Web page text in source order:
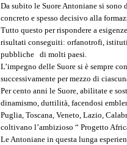
Da subito le Suore Antoniane si
concreto e spesso decisivo alla
Tutto questo per rispondere a
risultati conseguiti: orfanotrofi, istituti
pubbliche di molti paesi.
L’impegno delle Suore si è sempre
successivamente per mezzo di
Per cento anni le Suore, abilitate e
dinamismo, duttilità, facendosi
Puglia, Toscana, Veneto, Lazio,
coltivano l’ambizioso “ Progetto
Le Antoniane in questa lunga